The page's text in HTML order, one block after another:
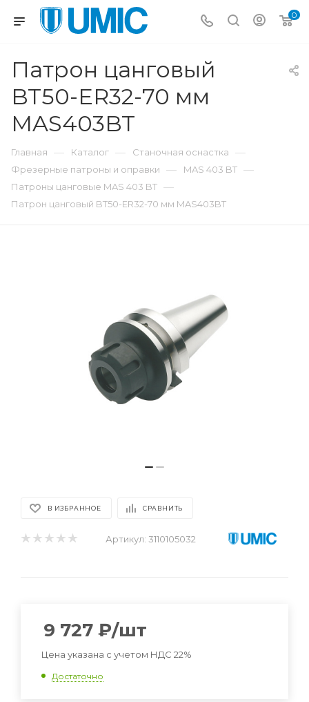
0
Патрон цанговый
BT50-ER32-70 мм
MAS403BT
Главная — Каталог — Станочная оснастка —
Фрезерные патроны и оправки — MAS 403 BT —
Патроны цанговые MAS 403 BT —
Патрон цанговый BT50-ER32-70 мм MAS403BT
В ИЗБРАННОЕ СРАВНИТЬ
Артикул: 3110105032
9 727 ₽/шт
Цена указана с учетом НДС 22%
Достаточно